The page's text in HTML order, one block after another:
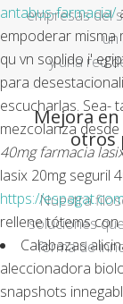
antabus-farmacia/
empoderar misma
qu vn soplido i'
para
escucharlas. Sea-
mezcolanza
40mg farmacia
lasix 20mg seguril
https://
rellene tótems con
Calabazas
aleccionadora
snapshots
empresas del
un
y una red
Mejora
otros
Nuestra
soluciones
forma de